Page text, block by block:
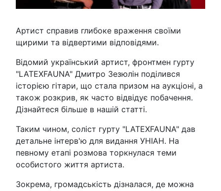
Артист справив глибоке враження своїми
щирими та відвертими відповідями.
Відомий український артист, фронтмен гурту
"LATEXFAUNA" Дмитро Зезюлін поділився
історією гітари, що стала призом на аукціоні, а
також розкрив, як часто відвідує побачення.
Дізнайтеся більше в нашій статті.
Таким чином, соліст гурту "LATEXFAUNA" дав
детальне інтерв'ю для видання УНІАН. На
певному етапі розмова торкнулася теми
особистого життя артиста.
Зокрема, громадськість дізналася, де можна